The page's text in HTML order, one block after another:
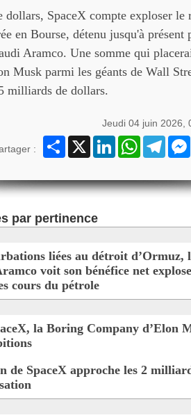
SpaceX compte exploser le
en Bourse, détenu jusqu'à présent
Aramco. Une somme qui
Musk parmi les géants de Wall
milliards de dollars.
Jeudi 04 juin 2026,
:
Partager
X LinkedInWhatsApp
par pertinence
liées au détroit d’Ormuz,
voit son bénéfice net
cours du pétrole
la Boring Company d’Elon
de SpaceX approche les 2